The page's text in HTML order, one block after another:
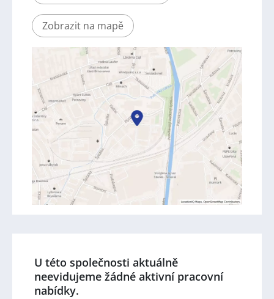
Zobrazit na mapě
U této společnosti aktuálně
neevidujeme žádné aktivní pracovní
nabídky.